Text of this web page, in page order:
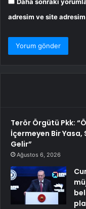
adresim ve site
Terör Örgütü Pkk:
İçermeyen Bir Yasa,
Gelir”
Ağustos 6, 2026